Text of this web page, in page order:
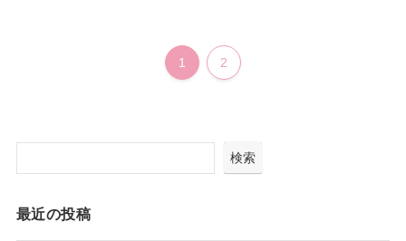
1 2
検索
最近の投稿